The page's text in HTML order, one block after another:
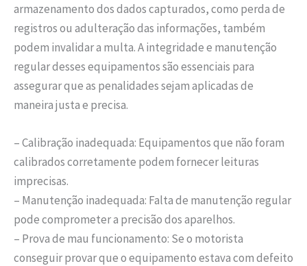
armazenamento dos dados capturados, como perda de
registros ou adulteração das informações, também
podem invalidar a multa. A integridade e manutenção
regular desses equipamentos são essenciais para
assegurar que as penalidades sejam aplicadas de
maneira justa e precisa.
– Calibração inadequada: Equipamentos que não foram
calibrados corretamente podem fornecer leituras
imprecisas.
– Manutenção inadequada: Falta de manutenção regular
pode comprometer a precisão dos aparelhos.
– Prova de mau funcionamento: Se o motorista
conseguir provar que o equipamento estava com defeito